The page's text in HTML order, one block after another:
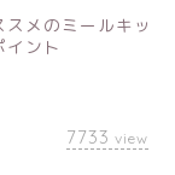
メのミールキッ
イント
7733 view